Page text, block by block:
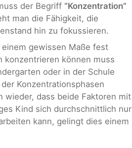
der Begriff “Konzentration”
man die Fähigkeit, die
hin zu fokussieren.
einem gewissen Maße fest
konzentrieren können muss
oder in der Schule
Konzentrationsphasen
wieder, dass beide Faktoren mit
Kind sich durchschnittlich nur
kann, gelingt dies einem